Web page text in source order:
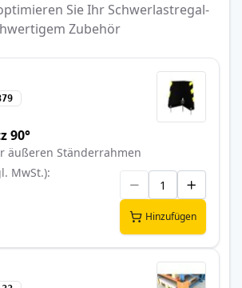
Sie Ihr Schwerlastregal-
Zubehör
90°
äußeren Ständerrahmen
MwSt.)
Hinzufügen